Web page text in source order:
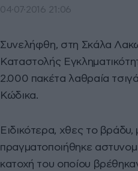
04·07·2016 21:06
Συνελήφθη, στη Σκάλα
Καταστολής
2.000 πακέτα λαθραία
Κώδικα.
Ειδικότερα, χθες το
πραγματοποιήθηκε
κατοχή του οποίου